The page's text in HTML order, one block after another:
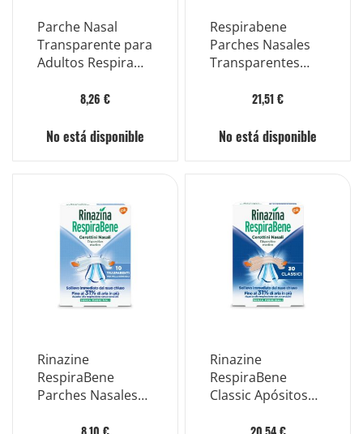
Parche Nasal
Transparente para
Adultos Respira
8,26 €
No está disponible
Respirabene
Parches Nasales
Transparentes
Sensible 30 Piezas
21,51 €
No está disponible
Rinazine
RespiraBene
Parches Nasales
Rinazine
RespiraBene
Classic Apósitos